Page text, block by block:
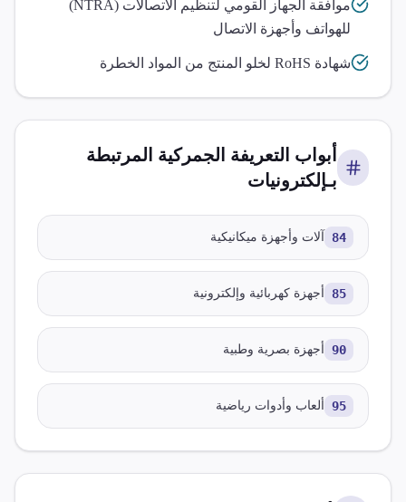
موافقة الجهاز القومي لتنظيم الاتصالات (NTRA)
للهواتف وأجهزة الاتصال
شهادة RoHS لخلو المنتج من المواد الخطرة
أبواب التعريفة الجمركية المرتبطة
بـإلكترونيات
84 آلات وأجهزة ميكانيكية
85 أجهزة كهربائية وإلكترونية
90 أجهزة بصرية وطبية
95 ألعاب وأدوات رياضية